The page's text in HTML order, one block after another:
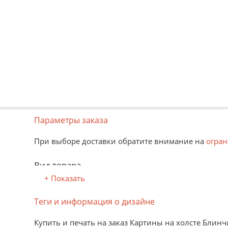
Параметры заказа
При выборе доставки обратите внимание на
Вид товара
В рулоне
На твердом основании
Изображение наклеено на твердую основу:
+ Показать
Теги и информация о дизайне
Купить и печать на заказ Картины на холсте